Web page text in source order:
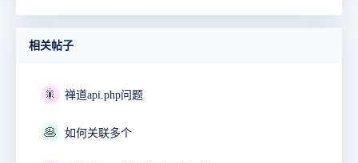
相关帖子
🎇 禅道api.php问题
🥞 如何关联多个